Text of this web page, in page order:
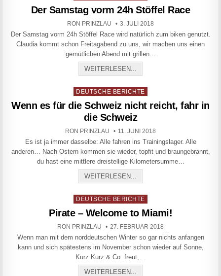
Der Samstag vorm 24h Stöffel Race
AUTHOR:
RON PRINZLAU PUBLISHED DATE:
3. JULI 2018
Der Samstag vorm 24h Stöffel Race wird natürlich zum biken genutzt.
Claudia kommt schon Freitagabend zu uns, wir machen uns einen
gemütlichen Abend mit grillen…
WEITERLESEN...
Posted in
DEUTSCHE BERICHTE
Wenn es für die Schweiz nicht reicht, fahr in
die Schweiz
AUTHOR:
RON PRINZLAU PUBLISHED DATE:
11. JUNI 2018
Es ist ja immer dasselbe: Alle fahren ins Trainingslager. Alle
anderen… Nach Ostern kommen sie wieder, topfit und braungebrannt,
du hast eine mittlere dreistellige Kilometersumme…
WEITERLESEN...
Posted in
DEUTSCHE BERICHTE
Pirate – Welcome to Miami!
AUTHOR:
RON PRINZLAU PUBLISHED DATE:
27. FEBRUAR 2018
Wenn man mit dem norddeutschen Winter so gar nichts anfangen
kann und sich spätestens im November schon wieder auf Sonne,
Kurz Kurz & Co. freut,…
WEITERLESEN...